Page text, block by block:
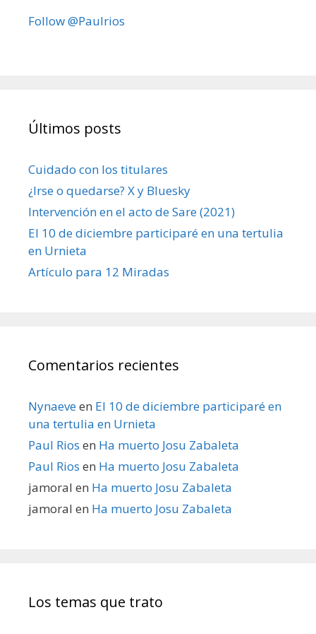
Follow @Paulrios
Últimos posts
Cuidado con los titulares
¿Irse o quedarse? X y Bluesky
Intervención en el acto de Sare (2021)
El 10 de diciembre participaré en una tertulia
en Urnieta
Artículo para 12 Miradas
Comentarios recientes
Nynaeveen El 10 de diciembre participaré en
una tertulia en Urnieta
Paul Rios en Ha muerto Josu Zabaleta
Paul Rios en Ha muerto Josu Zabaleta
jamoral en Ha muerto Josu Zabaleta
jamoral en Ha muerto Josu Zabaleta
Los temas que trato